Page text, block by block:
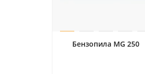
Бензопила MG 250